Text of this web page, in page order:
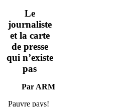
Le
journaliste
et la carte
de presse
qui n’existe
pas
Par ARM
Pauvre pays!